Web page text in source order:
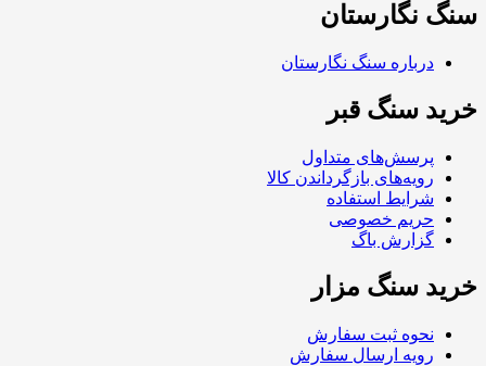
سنگ نگارستان
درباره سنگ نگارستان
خرید سنگ قبر
پرسش‌های متداول
رویه‌های بازگرداندن کالا
شرایط استفاده
حریم خصوصی
گزارش باگ
خرید سنگ مزار
نحوه ثبت سفارش
رویه ارسال سفارش